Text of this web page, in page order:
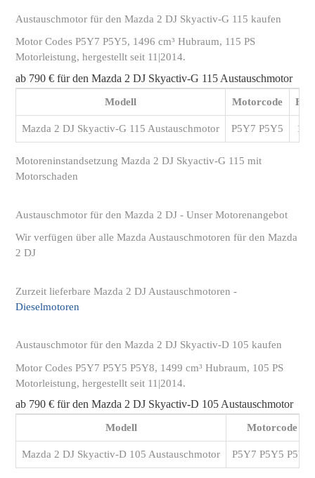
Austauschmotor für den Mazda 2 DJ Skyactiv-G 115 kaufen
Motor Codes P5Y7 P5Y5, 1496 cm³ Hubraum, 115 PS
Motorleistung, hergestellt seit 11|2014.
ab 790 € für den Mazda 2 DJ Skyactiv-G 115 Austauschmotor
Modell Motorcode
Mazda 2 DJ Skyactiv-G 115 Austauschmotor P5Y7 P5Y5
Motoreninstandsetzung Mazda 2 DJ Skyactiv-G 115 mit
Motorschaden
Austauschmotor für den Mazda 2 DJ - Unser Motorenangebot
Wir verfügen über alle Mazda Austauschmotoren für den Mazda
2 DJ
Zurzeit lieferbare Mazda 2 DJ Austauschmotoren -
Dieselmotoren
Austauschmotor für den Mazda 2 DJ Skyactiv-D 105 kaufen
Motor Codes P5Y7 P5Y5 P5Y8, 1499 cm³ Hubraum, 105 PS
Motorleistung, hergestellt seit 11|2014.
ab 790 € für den Mazda 2 DJ Skyactiv-D 105 Austauschmotor
Modell Motorcode
Mazda 2 DJ Skyactiv-D 105 Austauschmotor P5Y7 P5Y5 P5Y8